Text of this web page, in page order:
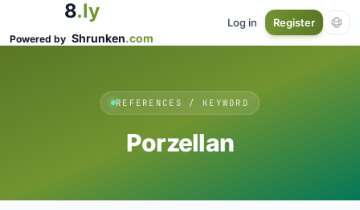
8.ly
Powered by Shrunken.com
Log in Register
REFERENCES / KEYWORD
Porzellan